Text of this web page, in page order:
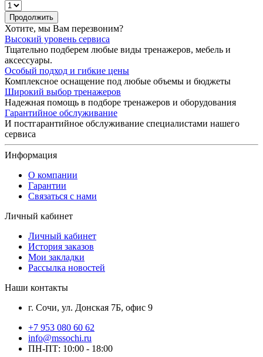
Продолжить
Хотите, мы Вам перезвоним?
Высокий уровень сервиса
Тщательно подберем любые виды тренажеров, мебель и
аксессуары.
Особый подход и гибкие цены
Комплексное оснащение под любые объемы и бюджеты
Широкий выбор тренажеров
Надежная помощь в подборе тренажеров и оборудования
Гарантийное обслуживание
И постгарантийное обслуживание специалистами нашего
сервиса
Информация
О компании
Гарантии
Связаться с нами
Личный кабинет
Личный кабинет
История заказов
Мои закладки
Рассылка новостей
Наши контакты
г. Сочи, ул. Донская 7Б, офис 9
+7 953 080 60 62
info@mssochi.ru
ПН-ПТ: 10:00 - 18:00